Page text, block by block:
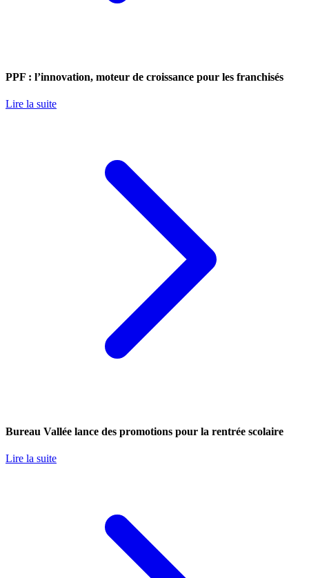
PPF : l’innovation, moteur de croissance pour les franchisés
Lire la suite
Bureau Vallée lance des promotions pour la rentrée scolaire
Lire la suite